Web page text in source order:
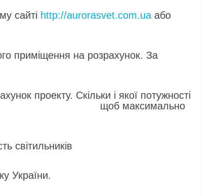
http://aurorasvet.com.ua або
на розрахунок. За
Скільки і якої потужності
щоб максимально